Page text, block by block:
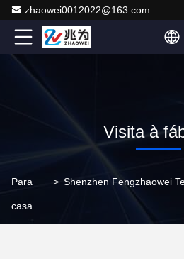
zhaowei0012022@163.com
Visita à
Para
casa
>